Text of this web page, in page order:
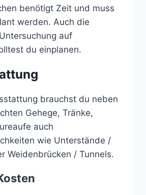
benötigt Zeit und muss
werden. Auch die
auf
du einplanen.
brauchst du neben
Gehege, Tränke,
auch
wie Unterstände /
Weidenbrücken / Tunnels.